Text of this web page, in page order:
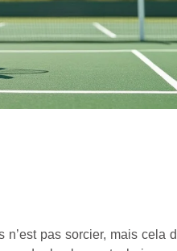
pas sorcier, mais cela